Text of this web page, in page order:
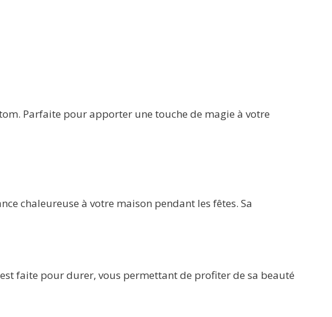
Parfaite pour apporter une touche de magie à votre
chaleureuse à votre maison pendant les fêtes. Sa
faite pour durer, vous permettant de profiter de sa beauté